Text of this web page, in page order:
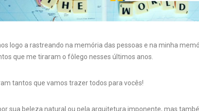
logo a rastreando na memória das pessoas e na minha
que me tiraram o fôlego nesses últimos anos.
tantos que vamos trazer todos para vocês!
sua beleza natural ou pela arquitetura imponente, mas